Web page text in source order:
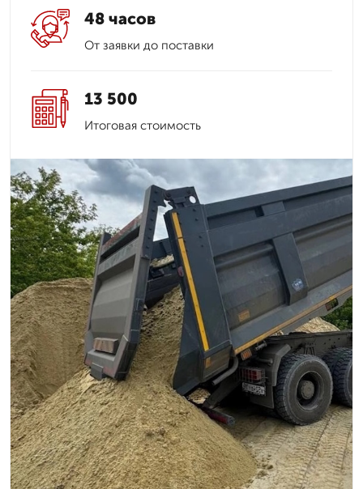
48 часов
От заявки до поставки
13 500
Итоговая стоимость